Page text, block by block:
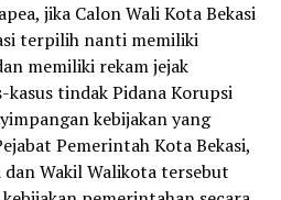
jika Calon Wali Kota Bekasi
terpilih nanti memiliki
memiliki rekam jejak
kasus tindak Pidana Korupsi
kebijakan yang
Pemerintah Kota Bekasi,
Wakil Walikota tersebut